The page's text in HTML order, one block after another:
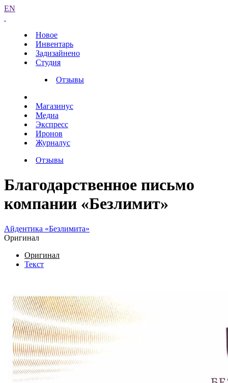
EN
Новое
Инвентарь
Задизайнено
Студия
Отзывы
Магазинус
Медиа
Экспресс
Иронов
Журналус
Отзывы
Благодарственное письмо
компании «Безлимит»
Айдентика «Безлимита»
Оригинал
Оригинал
Текст